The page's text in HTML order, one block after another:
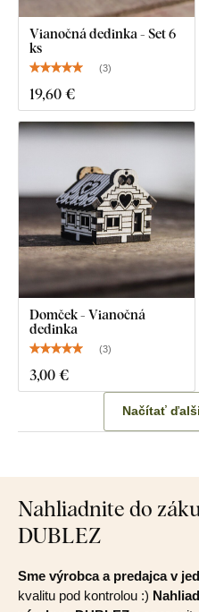
Vianočná dedinka - Set 6
ks
(3)
19,60 €
Domček - Vianočná
dedinka
(3)
3,00 €
Načítať
Nahliadnite do
DUBLEZ
Sme výrobca a predajca v
kvalitu pod kontrolou :)